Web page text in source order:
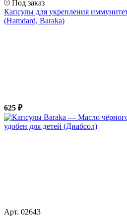
Под заказ
Капсулы для укрепления
(Hamdard, Baraka)
625 ₽
Арт. 02643